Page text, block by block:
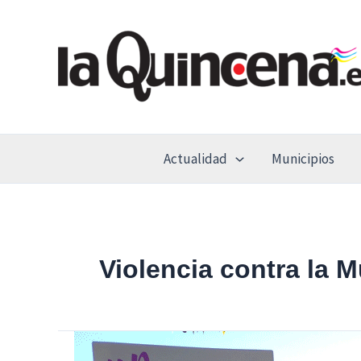
Actualidad Municipios
Violencia contra la
La